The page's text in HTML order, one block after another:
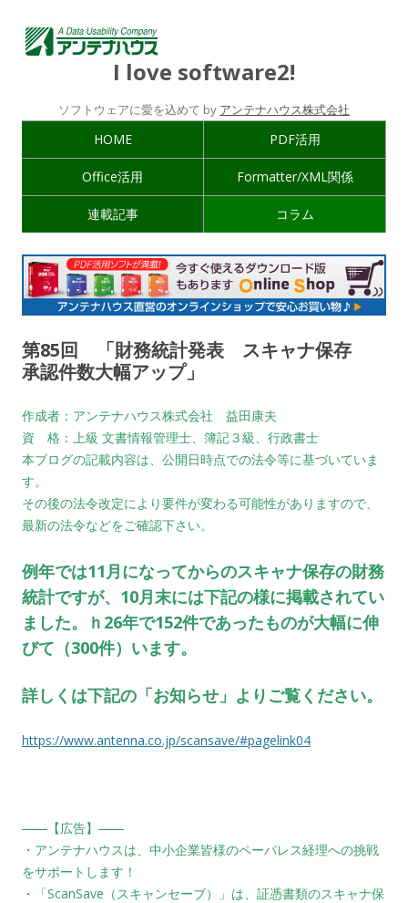
I love software2!
ソフトウェアに愛を込めて by アンテナハウス株式会社
HOME PDF活用
Office活用 Formatter/XML関係
連載記事 コラム
第85回 「財務統計発表 スキャナ保存
承認件数大幅アップ」
作成者：アンテナハウス株式会社 益田康夫
資 格：上級 文書情報管理士、簿記３級、行政書士
本ブログの記載内容は、公開日時点での法令等に基づいていま
す。
その後の法令改定により要件が変わる可能性がありますので、
最新の法令などをご確認下さい。
例年では11月になってからのスキャナ保存の財務
統計ですが、10月末には下記の様に掲載されてい
ました。ｈ26年で152件であったものが大幅に伸
びて（300件）います。
詳しくは下記の「お知らせ」よりご覧ください。
https://www.antenna.co.jp/scansave/#pagelink04
――【広告】――
・アンテナハウスは、中小企業皆様のペーパレス経理への挑戦
をサポートします！
・「ScanSave（スキャンセーブ）」は、証憑書類のスキャナ保